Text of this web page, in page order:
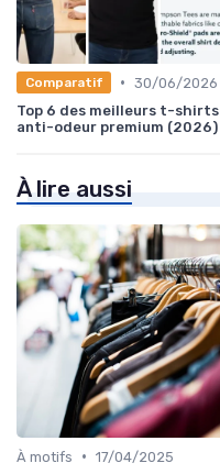
Comparatif • 30/06/2026
Top 6 des meilleurs t-shirts
anti-odeur premium (2026)
À lire aussi
À motifs • 17/04/2025